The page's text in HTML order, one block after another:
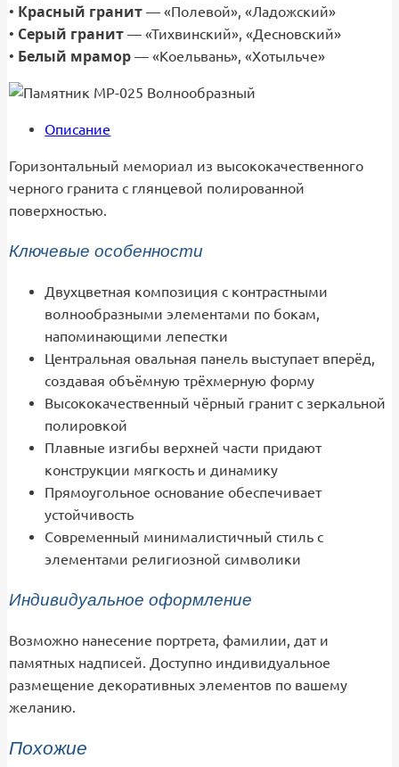
• Красный гранит — «Полевой», «Ладожский»
• Серый гранит — «Тихвинский», «Десновский»
• Белый мрамор — «Коельвань», «Хотыльче»
Описание
Горизонтальный мемориал из высококачественного
черного гранита с глянцевой полированной
поверхностью.
Ключевые особенности
Двухцветная композиция с контрастными
волнообразными элементами по бокам,
напоминающими лепестки
Центральная овальная панель выступает вперёд,
создавая объёмную трёхмерную форму
Высококачественный чёрный гранит с зеркальной
полировкой
Плавные изгибы верхней части придают
конструкции мягкость и динамику
Прямоугольное основание обеспечивает
устойчивость
Современный минималистичный стиль с
элементами религиозной символики
Индивидуальное оформление
Возможно нанесение портрета, фамилии, дат и
памятных надписей. Доступно индивидуальное
размещение декоративных элементов по вашему
желанию.
Похожие